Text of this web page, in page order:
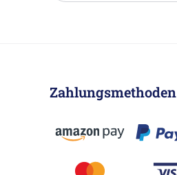
Zahlungsmethoden